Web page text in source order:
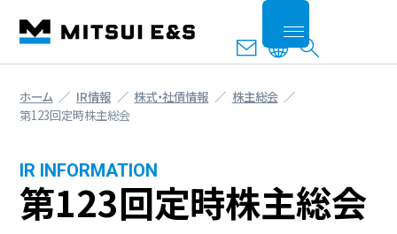
ホーム IR情報 株式・社債情報
株主総会
第123回定時株主総会
IR INFORMATION
第123回定時株主総会